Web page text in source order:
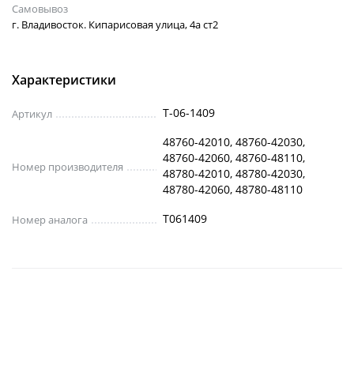
Самовывоз
г. Владивосток. Кипарисовая улица, 4а ст2
Характеристики
Артикул T-06-1409
Номер производителя
48760-42010, 48760-42030,
48760-42060, 48760-48110,
48780-42010, 48780-42030,
48780-42060, 48780-48110
Номер аналога T061409